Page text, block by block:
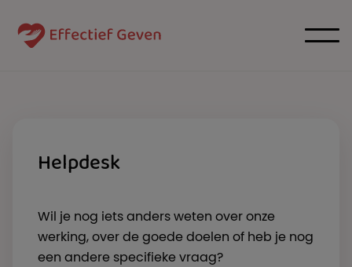
Helpdesk
Wil je nog iets anders weten over onze
werking, over de goede doelen of heb je nog
een andere specifieke vraag?